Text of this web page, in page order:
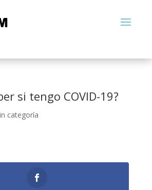
si tengo COVID-19?
categoría